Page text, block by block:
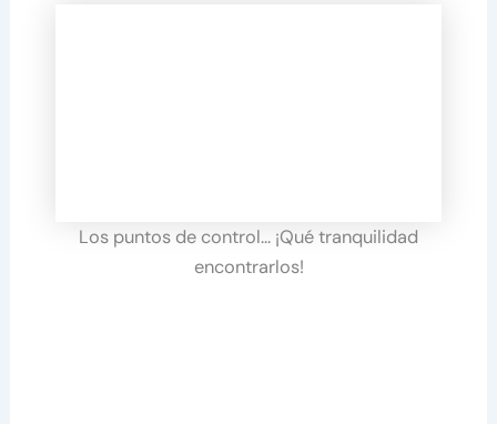
Los puntos de control… ¡Qué tranquilidad
encontrarlos!